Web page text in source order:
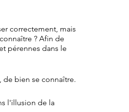
correctement, mais
? Afin de
pérennes dans le
bien se connaître.
l'illusion de la